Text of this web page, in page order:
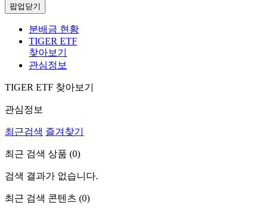
팝업닫기
분배금 현황
TIGER ETF
찾아보기
관심정보
TIGER ETF 찾아보기
관심정보
최근검색 즐겨찾기
최근 검색 상품 (0)
검색 결과가 없습니다.
최근 검색 콘텐츠 (0)